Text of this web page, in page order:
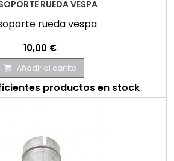
RUEDA VESPA
rueda vespa
Precio
10,00 €
 Añadir al carrito
productos en stock